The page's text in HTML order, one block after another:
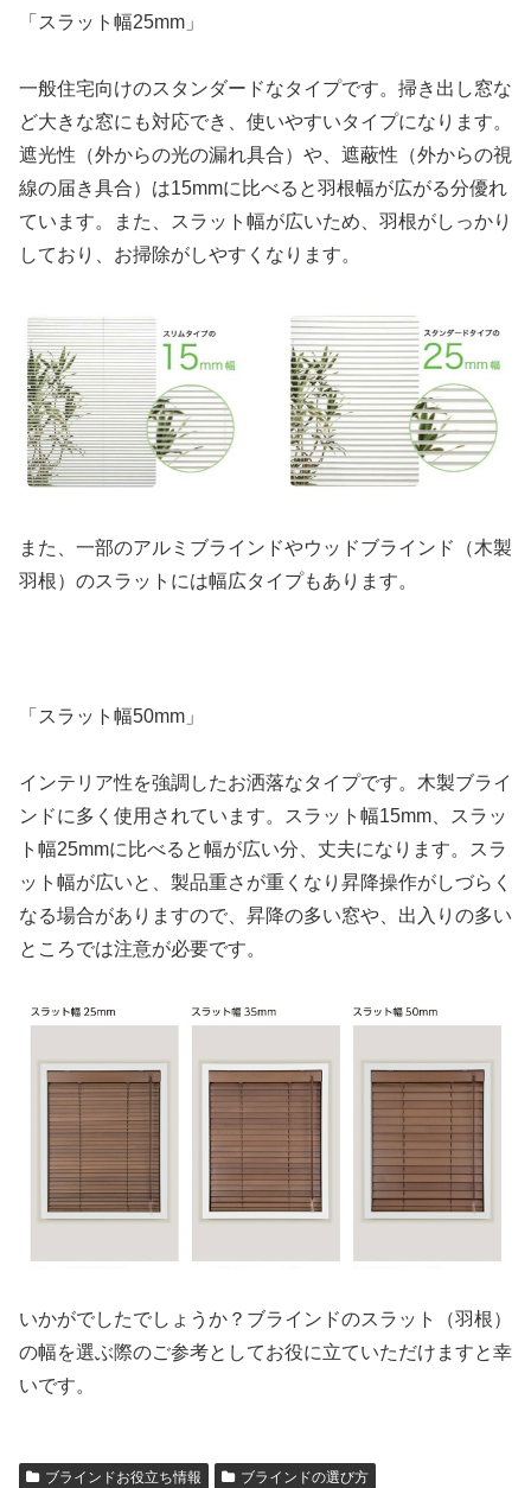
「スラット幅25mm」
一般住宅向けのスタンダードなタイプです。掃き出し窓な
ど大きな窓にも対応でき、使いやすいタイプになります。
遮光性（外からの光の漏れ具合）や、遮蔽性（外からの視
線の届き具合）は15mmに比べると羽根幅が広がる分優れ
ています。また、スラット幅が広いため、羽根がしっかり
しており、お掃除がしやすくなります。
また、一部のアルミブラインドやウッドブラインド（木製
羽根）のスラットには幅広タイプもあります。
「スラット幅50mm」
インテリア性を強調したお洒落なタイプです。木製ブライ
ンドに多く使用されています。スラット幅15mm、スラッ
ト幅25mmに比べると幅が広い分、丈夫になります。スラ
ット幅が広いと、製品重さが重くなり昇降操作がしづらく
なる場合がありますので、昇降の多い窓や、出入りの多い
ところでは注意が必要です。
いかがでしたでしょうか？ブラインドのスラット（羽根）
の幅を選ぶ際のご参考としてお役に立ていただけますと幸
いです。
ブラインドお役立ち情報 ブラインドの選び方